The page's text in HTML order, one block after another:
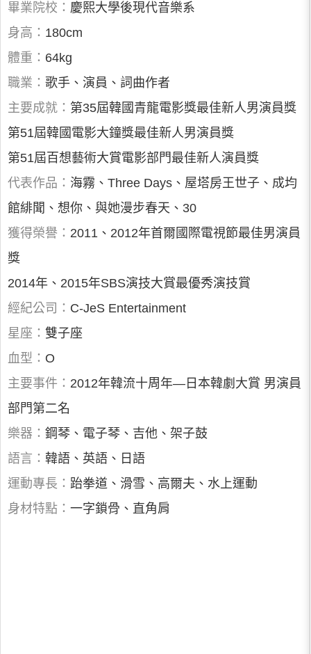
畢業院校： 慶熙大學後現代音樂系
身高： 180cm
體重： 64kg
職業： 歌手、演員、詞曲作者
主要成就： 第35屆韓國青龍電影獎最佳新人男演員獎
第51屆韓國電影大鐘獎最佳新人男演員獎
第51屆百想藝術大賞電影部門最佳新人演員獎
代表作品： 海霧、Three Days、屋塔房王世子、成均
館緋聞、想你、與她漫步春天、30
獲得榮譽： 2011、2012年首爾國際電視節最佳男演員
獎
2014年、2015年SBS演技大賞最優秀演技賞
經紀公司： C-JeS Entertainment
星座： 雙子座
血型： O
主要事件： 2012年韓流十周年—日本韓劇大賞 男演員
部門第二名
樂器： 鋼琴、電子琴、吉他、架子鼓
語言： 韓語、英語、日語
運動專長： 跆拳道、滑雪、高爾夫、水上運動
身材特點： 一字鎖骨、直角肩